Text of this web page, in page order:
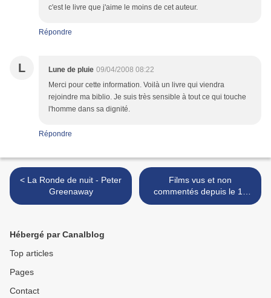
c'est le livre que j'aime le moins de cet auteur.
Répondre
L Lune de pluie 09/04/2008 08:22
Merci pour cette information. Voilà un livre qui viendra
rejoindre ma biblio. Je suis très sensible à tout ce qui touche
l'homme dans sa dignité.
Répondre
< La Ronde de nuit - Peter
Greenaway
Films vus et non
commentés depuis le 11
mars 2008 (1ère partie) >
Hébergé par Canalblog
Top articles
Pages
Contact